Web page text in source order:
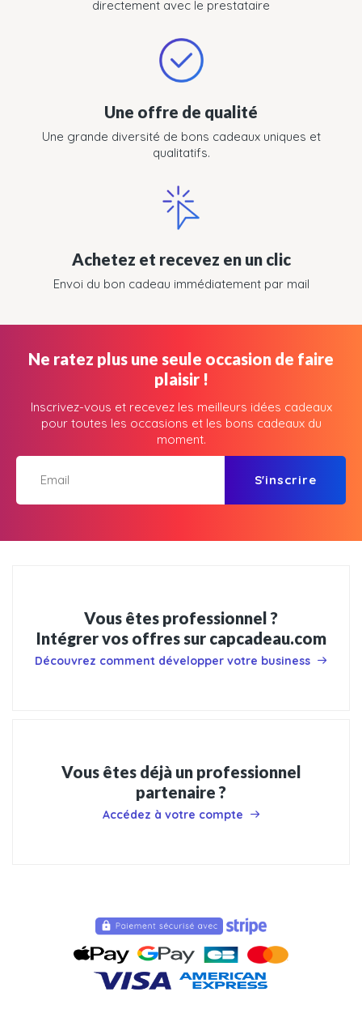
directement avec le prestataire
Une offre de qualité
Une grande diversité de bons cadeaux uniques et
qualitatifs.
Achetez et recevez en un clic
Envoi du bon cadeau immédiatement par mail
Ne ratez plus une seule occasion de faire
plaisir !
Inscrivez-vous et recevez les meilleurs idées cadeaux
pour toutes les occasions et les bons cadeaux du
moment.
S'inscrire
Vous êtes professionnel ?
Intégrer vos offres sur capcadeau.com
Découvrez comment développer votre business
Vous êtes déjà un professionnel
partenaire ?
Accédez à votre compte